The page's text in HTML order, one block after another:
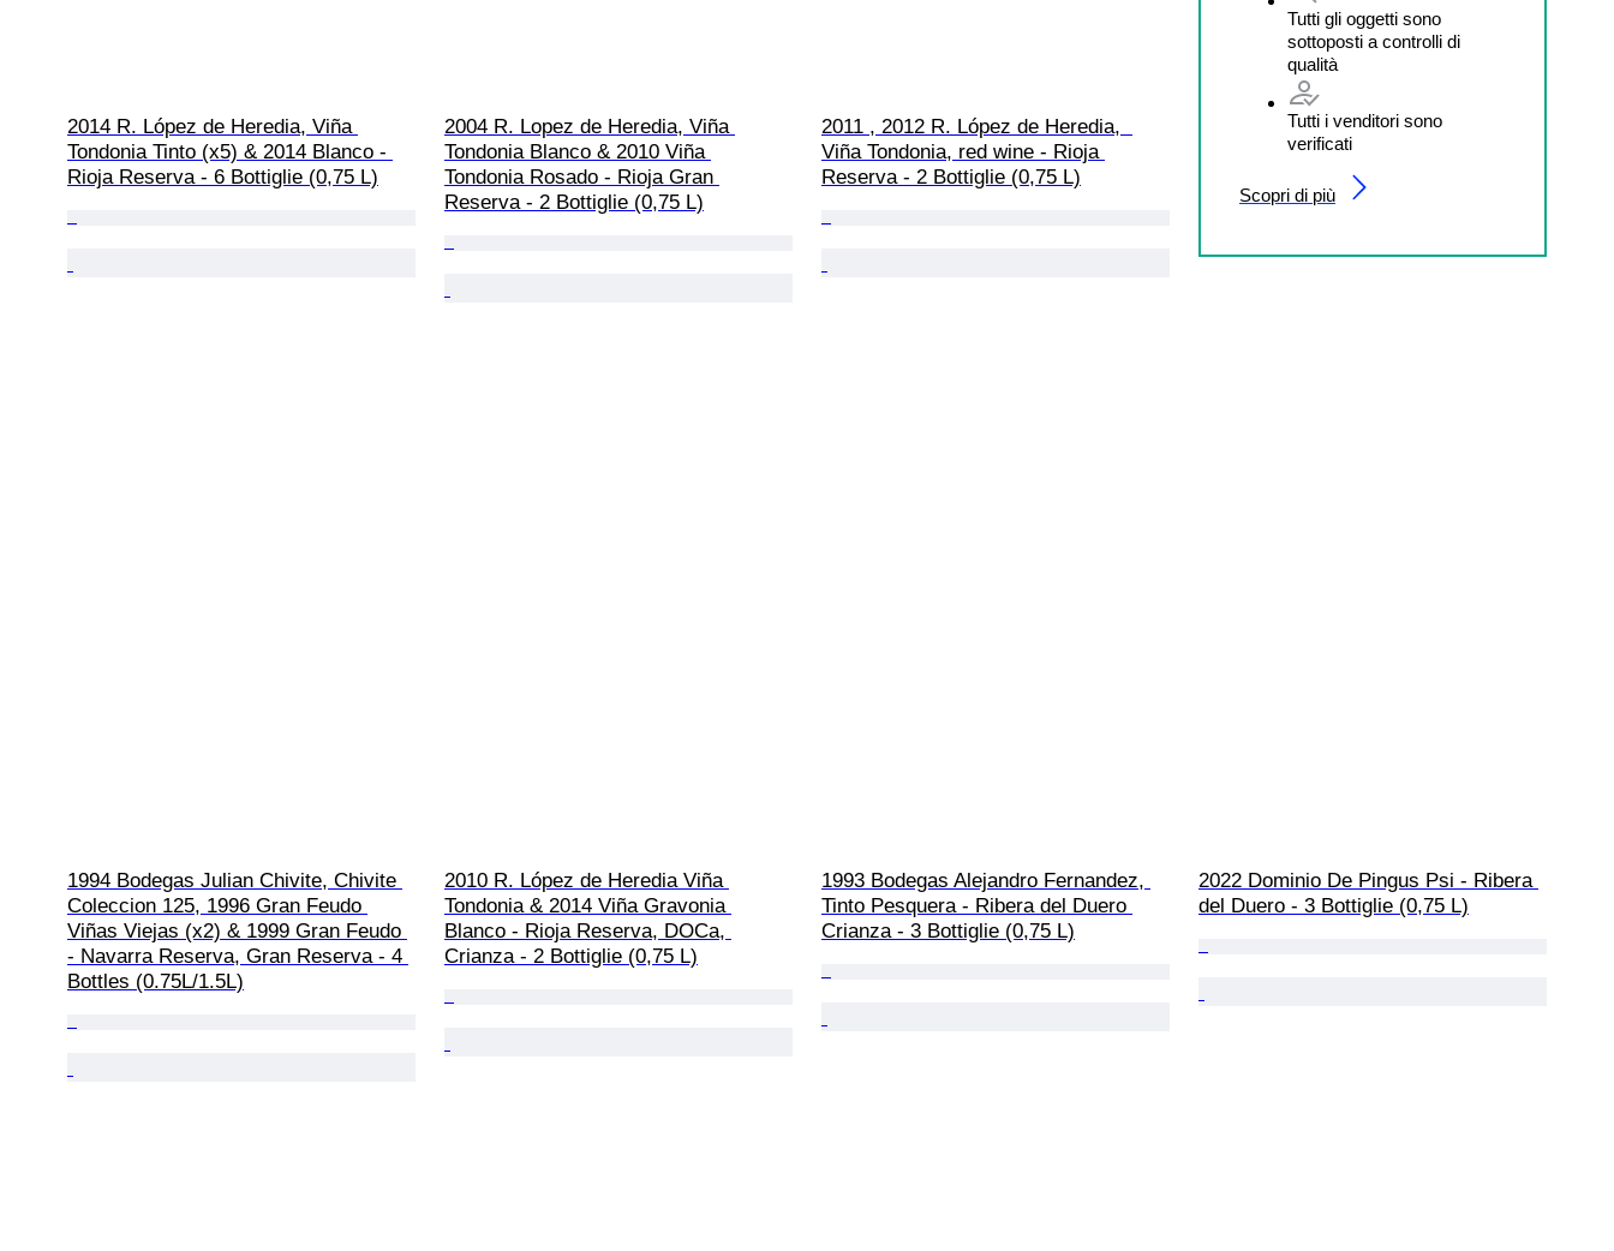
Tutti gli oggetti sono
sottoposti a controlli di
qualità
Tutti i venditori sono
verificati
Scopri di più
2014 R. López de Heredia, Viña
Tondonia Tinto (x5) & 2014 Blanco -
Rioja Reserva - 6 Bottiglie (0,75 L)
2004 R. Lopez de Heredia, Viña
Tondonia Blanco & 2010 Viña
Tondonia Rosado - Rioja Gran
Reserva - 2 Bottiglie (0,75 L)
2011 , 2012 R. López de Heredia,
Viña Tondonia, red wine - Rioja
Reserva - 2 Bottiglie (0,75 L)
1994 Bodegas Julian Chivite, Chivite
Coleccion 125, 1996 Gran Feudo
Viñas Viejas (x2) & 1999 Gran Feudo
- Navarra Reserva, Gran Reserva - 4
Bottles (0.75L/1.5L)
2010 R. López de Heredia Viña
Tondonia & 2014 Viña Gravonia
Blanco - Rioja Reserva, DOCa,
Crianza - 2 Bottiglie (0,75 L)
1993 Bodegas Alejandro Fernandez,
Tinto Pesquera - Ribera del Duero
Crianza - 3 Bottiglie (0,75 L)
2022 Dominio De Pingus Psi - Ribera
del Duero - 3 Bottiglie (0,75 L)